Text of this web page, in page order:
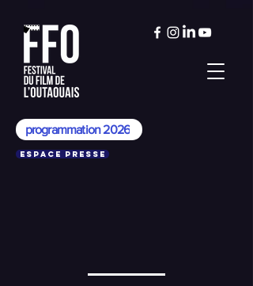
programmation 2026
Espace presse